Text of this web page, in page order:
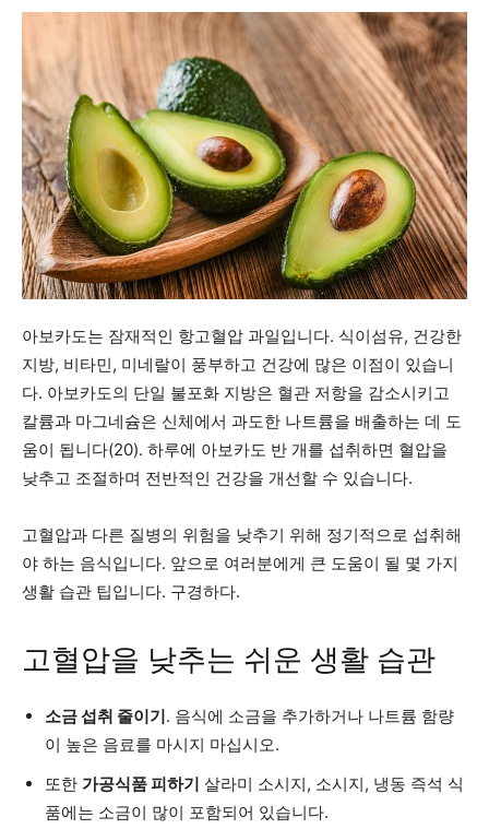
아보카도는 잠재적인 항고혈압 과일입니다. 식이섬유, 건강한
지방, 비타민, 미네랄이 풍부하고 건강에 많은 이점이 있습니
다. 아보카도의 단일 불포화 지방은 혈관 저항을 감소시키고
칼륨과 마그네슘은 신체에서 과도한 나트륨을 배출하는 데 도
움이 됩니다(20). 하루에 아보카도 반 개를 섭취하면 혈압을
낮추고 조절하며 전반적인 건강을 개선할 수 있습니다.
고혈압과 다른 질병의 위험을 낮추기 위해 정기적으로 섭취해
야 하는 음식입니다. 앞으로 여러분에게 큰 도움이 될 몇 가지
생활 습관 팁입니다. 구경하다.
고혈압을 낮추는 쉬운 생활 습관
소금 섭취 줄이기. 음식에 소금을 추가하거나 나트륨 함량
이 높은 음료를 마시지 마십시오.
또한 가공식품 피하기 살라미 소시지, 소시지, 냉동 즉석 식
품에는 소금이 많이 포함되어 있습니다.